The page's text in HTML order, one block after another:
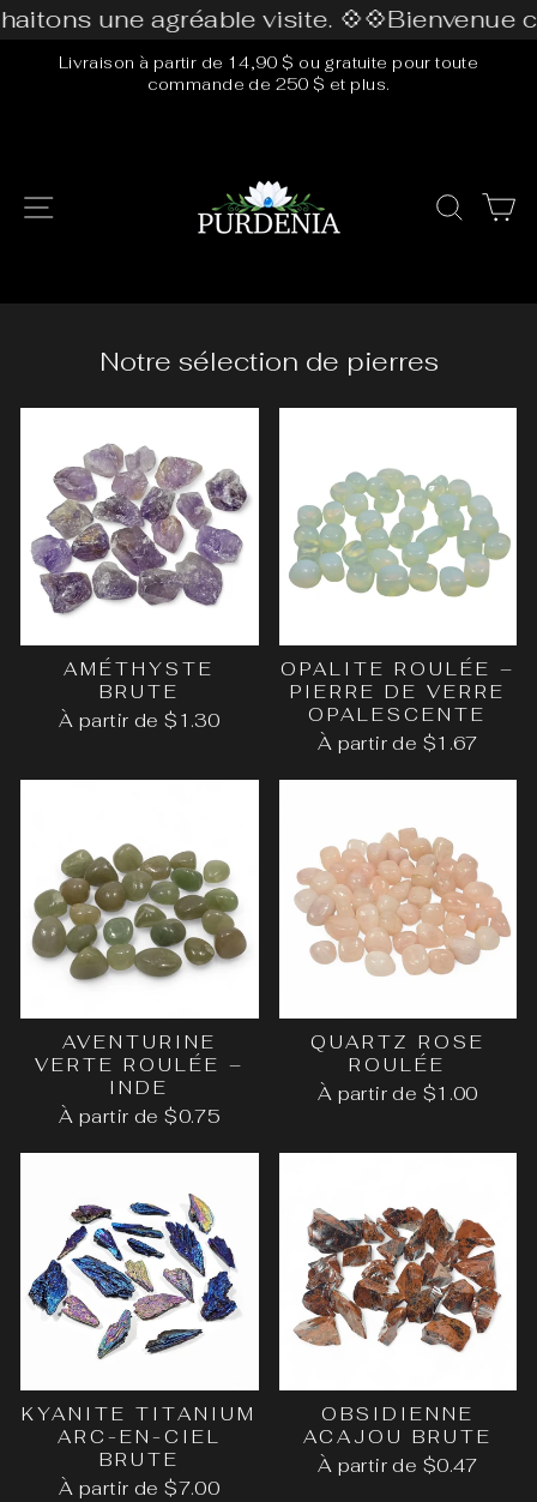
Passer
au
contenu
une agréable visite. 💠 💠Bienvenue
Diaporama
Livraison à partir de 14,90 $ ou gratuite pour toute
commande de 250 $ et plus.
Navigation
Notre sélection de pierres
AMÉTHYSTE
BRUTE
À partir de $1.30
OPALITE ROULÉE –
PIERRE DE VERRE
OPALESCENTE
À partir de $1.67
AVENTURINE
VERTE ROULÉE –
INDE
À partir de $0.75
QUARTZ ROSE
ROULÉE
À partir de $1.00
KYANITE TITANIUM
ARC-EN-CIEL
BRUTE
À partir de $7.00
OBSIDIENNE
ACAJOU BRUTE
À partir de $0.47